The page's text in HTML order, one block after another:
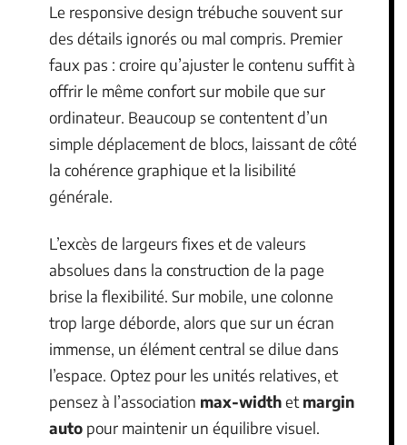
Le responsive design trébuche souvent sur
des détails ignorés ou mal compris. Premier
faux pas : croire qu’ajuster le contenu suffit à
offrir le même confort sur mobile que sur
ordinateur. Beaucoup se contentent d’un
simple déplacement de blocs, laissant de côté
la cohérence graphique et la lisibilité
générale.
L’excès de largeurs fixes et de valeurs
absolues dans la construction de la page
brise la flexibilité. Sur mobile, une colonne
trop large déborde, alors que sur un écran
immense, un élément central se dilue dans
l’espace. Optez pour les unités relatives, et
pensez à l’association max-widthet margin
auto pour maintenir un équilibre visuel.